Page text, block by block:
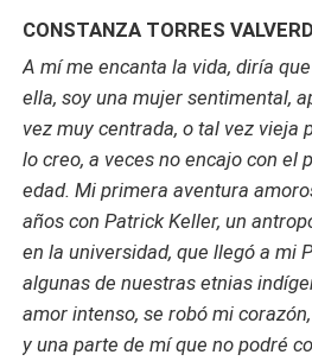
CONSTANZA TORRES
A mí me encanta la vida, diría
ella, soy una mujer sentimental,
vez muy centrada, o tal vez vieja
lo creo, a veces no encajo con el
edad. Mi primera aventura
años con Patrick Keller, un
en la universidad, que llegó a mi
algunas de nuestras etnias
amor intenso, se robó mi
y una parte de mí que no podré